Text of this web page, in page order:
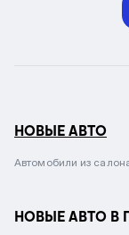
НОВЫЕ АВТО
Автомобили из
НОВЫЕ АВТО В